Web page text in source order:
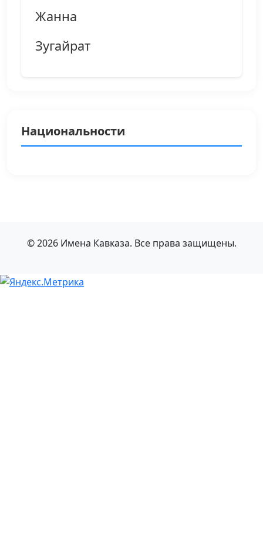
Жанна
Зугайрат
Национальности
© 2026 Имена Кавказа. Все права защищены.